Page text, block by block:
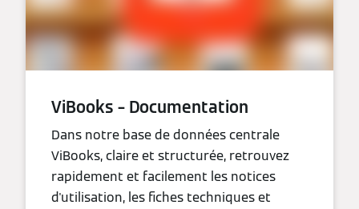
ViBooks – Documentation
Dans notre base de données centrale
ViBooks, claire et structurée, retrouvez
rapidement et facilement les notices
d'utilisation, les fiches techniques et